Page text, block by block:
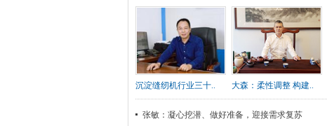
沉淀缝纫机行业三十.. 大森：柔性调整 构建..
张敏：凝心挖潜、做好准备，迎接需求复苏